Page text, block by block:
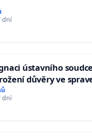
dní
ústavního soudce
důvěry ve
dní